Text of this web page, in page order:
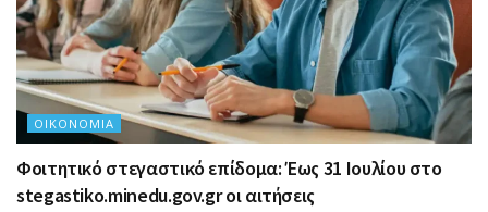
ΟΙΚΟΝΟΜΊΑ
Φοιτητικό στεγαστικό επίδομα: Έως 31 Ιουλίου στο
stegastiko.minedu.gov.gr οι αιτήσεις